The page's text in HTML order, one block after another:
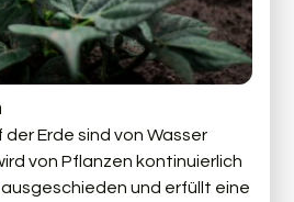
Erde sind von Wasser
von Pflanzen kontinuierlich
und erfüllt eine